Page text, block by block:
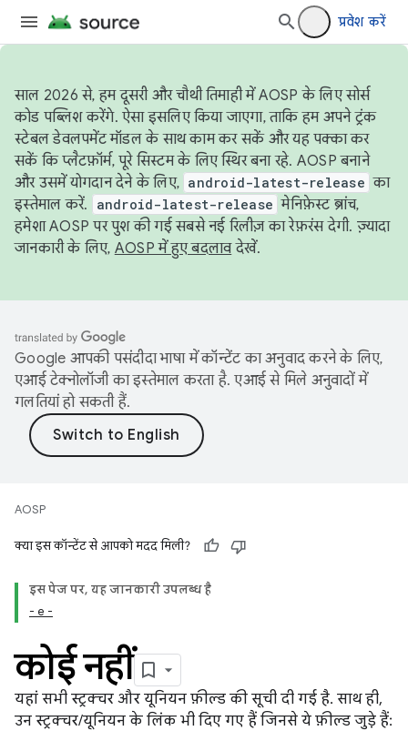
प्रवेश करें
साल 2026 से, हम दूसरी और चौथी तिमाही में AOSP के लिए सोर्स
कोड पब्लिश करेंगे. ऐसा इसलिए किया जाएगा, ताकि हम अपने ट्रंक
स्टेबल डेवलपमेंट मॉडल के साथ काम कर सकें और यह पक्का कर
सकें कि प्लैटफ़ॉर्म, पूरे सिस्टम के लिए स्थिर बना रहे. AOSP बनाने
और उसमें योगदान देने के लिए, android-latest-release का
इस्तेमाल करें.
android-latest-release मेनिफ़ेस्ट ब्रांच,
हमेशा AOSP पर पुश की गई सबसे नई रिलीज़ का रेफ़रंस देगी. ज़्यादा
जानकारी के लिए, AOSP में हुए बदलावदेखें.
Google आपकी पसंदीदा भाषा में कॉन्टेंट का अनुवाद करने के लिए,
एआई टेक्नोलॉजी का इस्तेमाल करता है. एआई से मिले अनुवादों में
गलतियां हो सकती हैं.
AOSP
क्या इस कॉन्टेंट से आपको मदद मिली?
इस पेज पर, यह जानकारी उपलब्ध है
- e -
कोई नहीं
यहां सभी स्ट्रक्चर और यूनियन फ़ील्ड की सूची दी गई है. साथ ही,
उन स्ट्रक्चर/यूनियन के लिंक भी दिए गए हैं जिनसे ये फ़ील्ड जुड़े हैं: